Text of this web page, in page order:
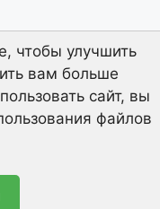
чтобы улучшить
вам больше
сайт, вы
файлов